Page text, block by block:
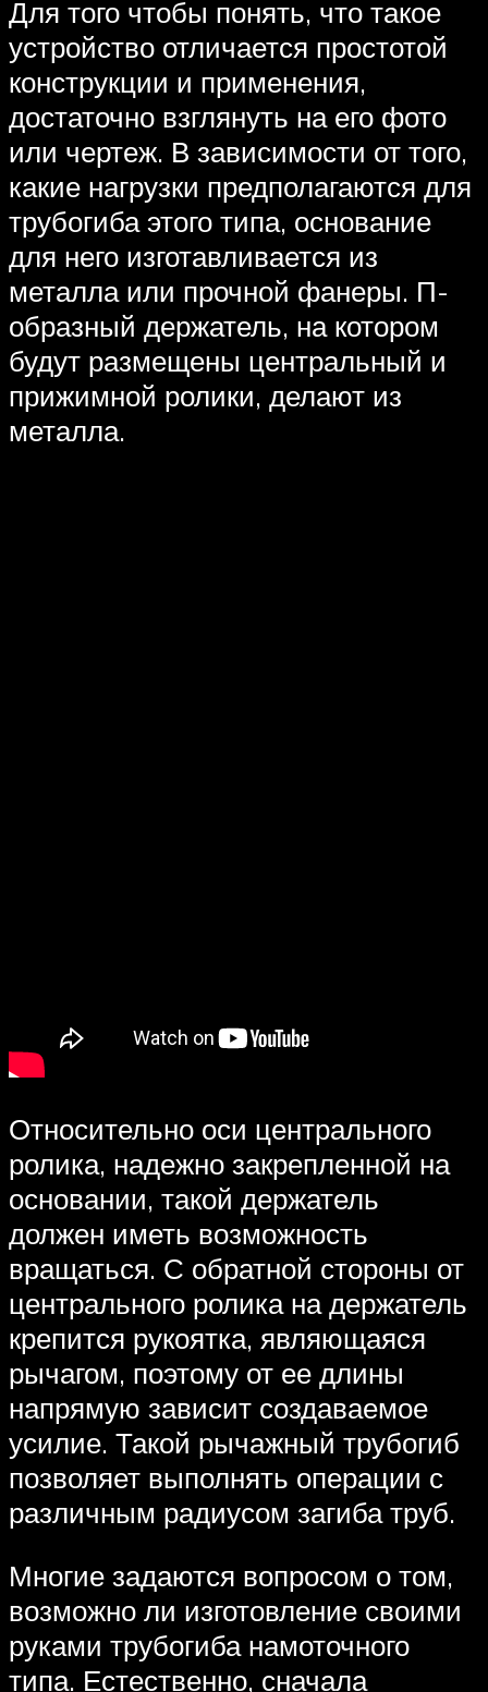
Для того чтобы понять, что такое
устройство отличается простотой
конструкции и применения,
достаточно взглянуть на его фото
или чертеж. В зависимости от того,
какие нагрузки предполагаются для
трубогиба этого типа, основание
для него изготавливается из
металла или прочной фанеры. П-
образный держатель, на котором
будут размещены центральный и
прижимной ролики, делают из
металла.
Относительно оси центрального
ролика, надежно закрепленной на
основании, такой держатель
должен иметь возможность
вращаться. С обратной стороны от
центрального ролика на держатель
крепится рукоятка, являющаяся
рычагом, поэтому от ее длины
напрямую зависит создаваемое
усилие. Такой рычажный трубогиб
позволяет выполнять операции с
различным радиусом загиба труб.
Многие задаются вопросом о том,
возможно ли изготовление своими
руками трубогиба намоточного
типа. Естественно, сначала